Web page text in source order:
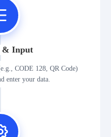
& Input
CODE 128, QR Code)
enter your data.